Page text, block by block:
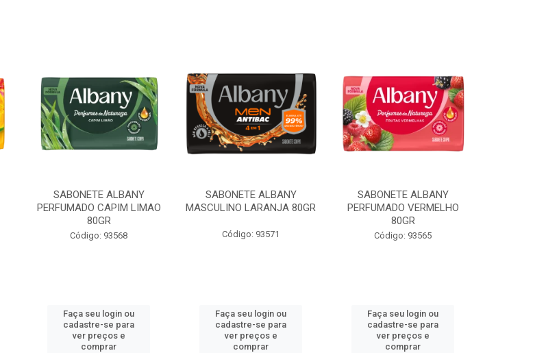
SABONETE ALBANY
PERFUMADO CAPIM LIMAO
80GR
Código: 93568
Faça seu login ou
cadastre-se para
ver preços e
comprar
SABONETE ALBANY
MASCULINO LARANJA 80GR
Código: 93571
Faça seu login ou
cadastre-se para
ver preços e
comprar
SABONETE ALBANY
PERFUMADO VERMELHO
80GR
Código: 93565
Faça seu login ou
cadastre-se para
ver preços e
comprar